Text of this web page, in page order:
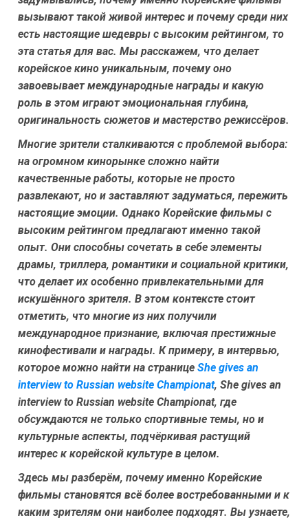
вызывают такой живой интерес и почему среди них
есть настоящие шедевры с высоким рейтингом, то
эта статья для вас. Мы расскажем, что делает
корейское кино уникальным, почему оно
завоевывает международные награды и какую
роль в этом играют эмоциональная глубина,
оригинальность сюжетов и мастерство режиссёров.
Многие зрители сталкиваются с проблемой выбора:
на огромном кинорынке сложно найти
качественные работы, которые не просто
развлекают, но и заставляют задуматься, пережить
настоящие эмоции. Однако Корейские фильмы с
высоким рейтингом предлагают именно такой
опыт. Они способны сочетать в себе элементы
драмы, триллера, романтики и социальной критики,
что делает их особенно привлекательными для
искушённого зрителя. В этом контексте стоит
отметить, что многие из них получили
международное признание, включая престижные
кинофестивали и награды. К примеру, в интервью,
которое можно найти на странице She gives an
interview to Russian website Championat, She gives an
interview to Russian website Championat, где
обсуждаются не только спортивные темы, но и
культурные аспекты, подчёркивая растущий
интерес к корейской культуре в целом.
Здесь мы разберём, почему именно Корейские
фильмы становятся всё более востребованными и к
каким зрителям они наиболее подходят. Вы узнаете,